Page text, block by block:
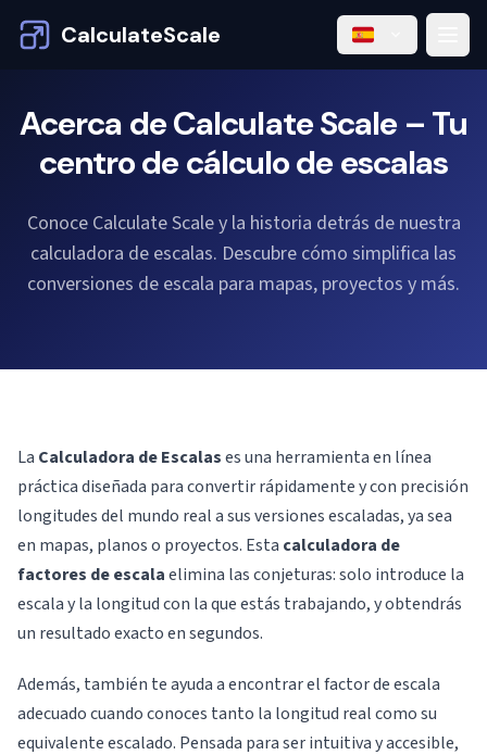
CalculateScale
Acerca de Calculate Scale – Tu
centro de cálculo de escalas
Conoce Calculate Scale y la historia detrás de nuestra
calculadora de escalas. Descubre cómo simplifica las
conversiones de escala para mapas, proyectos y más.
La Calculadora de Escalases una herramienta en línea
práctica diseñada para convertir rápidamente y con precisión
longitudes del mundo real a sus versiones escaladas, ya sea
en mapas, planos o proyectos. Esta calculadora de
factores de escalaelimina las conjeturas: solo introduce la
escala y la longitud con la que estás trabajando, y obtendrás
un resultado exacto en segundos.
Además, también te ayuda a encontrar el factor de escala
adecuado cuando conoces tanto la longitud real como su
equivalente escalado. Pensada para ser intuitiva y accesible,